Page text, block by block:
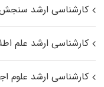
کارشناسی ارشد سنجش
کارشناسی ارشد علم
کارشناسی ارشد علوم